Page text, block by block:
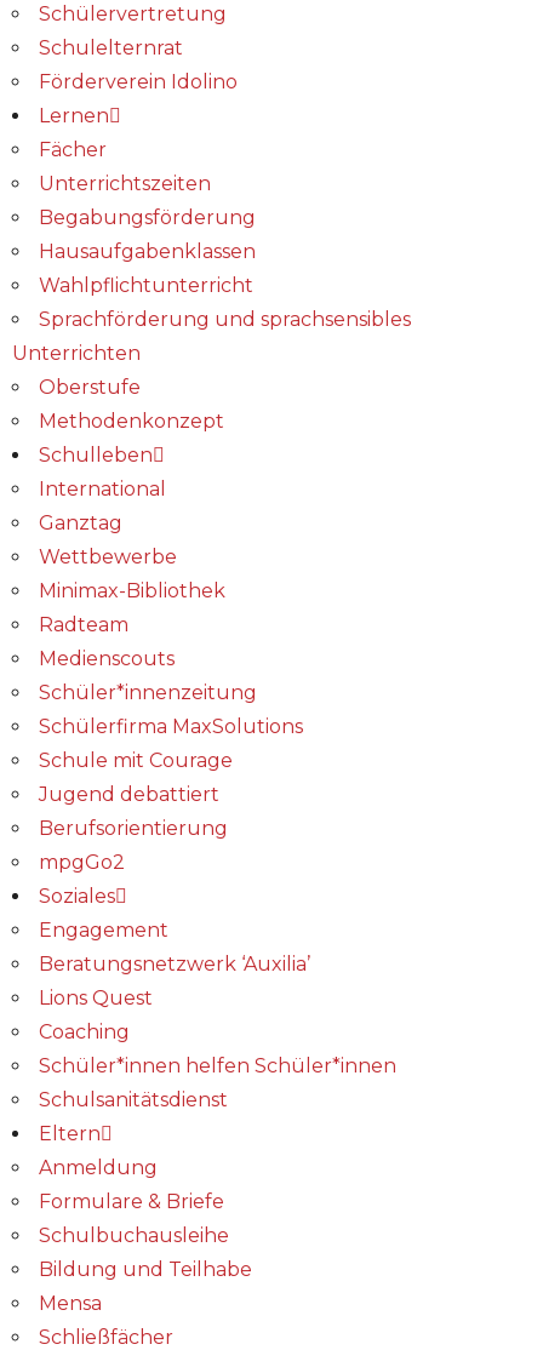
Schülervertretung
Schulelternrat
Förderverein Idolino
Lernen
Fächer
Unterrichtszeiten
Begabungs­förderung
Hausaufgabenklassen
Wahlpflichtunterricht
Sprachförderung und sprachsensibles
Unterrichten
Oberstufe
Methodenkonzept
Schulleben
International
Ganztag
Wettbewerbe
Minimax-Bibliothek​
Radteam
Medienscouts
Schüler*innenzeitung
Schülerfirma MaxSolutions
Schule mit Courage
Jugend debattiert
Berufsorientierung
mpgGo2
Soziales
Engagement
Beratungsnetzwerk ‘Auxilia’
Lions Quest
Coaching
Schüler*innen helfen Schüler*innen
Schulsanitätsdienst
Eltern
Anmeldung
Formulare & Briefe
Schulbuchausleihe
Bildung und Teilhabe
Mensa
Schließfächer